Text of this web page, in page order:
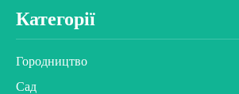
Категорії
Городництво
Сад